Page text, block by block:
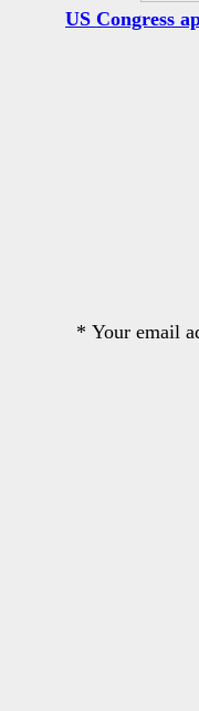
US Congress
Your email
*